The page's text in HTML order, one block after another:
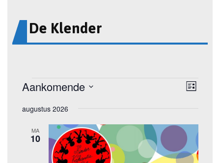
De Klender